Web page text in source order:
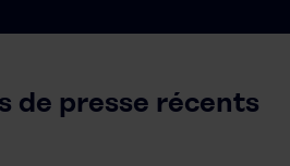
de presse récents